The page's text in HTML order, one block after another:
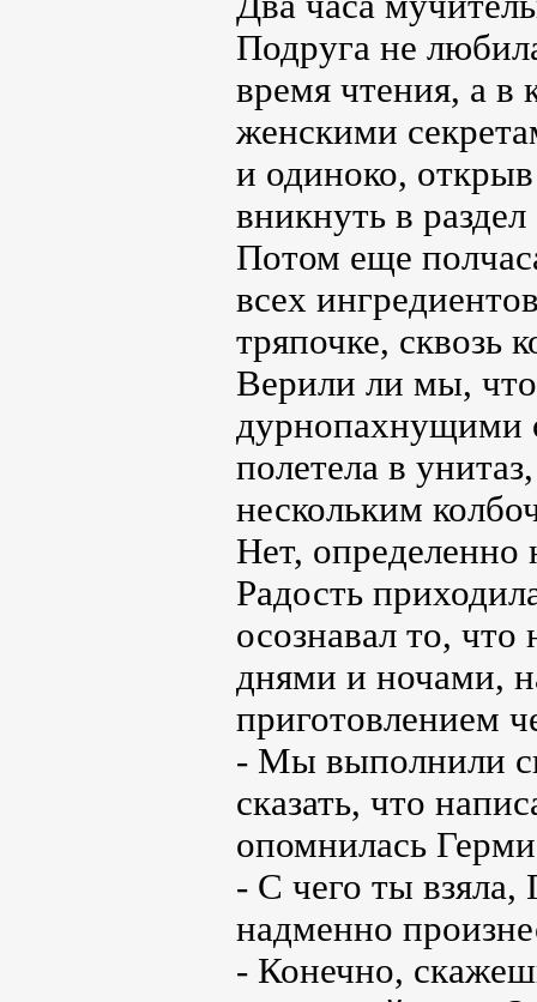
Подруга не
время чтения, а
женскими
и одиноко,
вникнуть в
Потом еще
всех
тряпочке, сквозь
Верили ли мы, что
дурнопахнущими
полетела в
нескольким
Нет, определенно
Радость
осознавал то, что
днями и ночами,
приготовлением
- Мы выполнили
сказать, что
опомнилась
- С чего ты взяла,
надменно
- Конечно,